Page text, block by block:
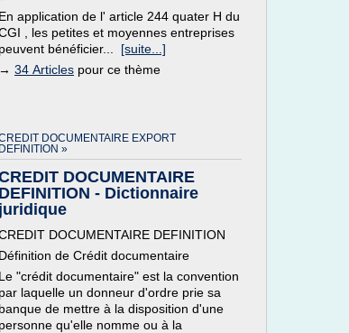
En application de l' article 244 quater H du
, les petites et moyennes entreprises
peuvent bénéficier... [suite...]
→ 34 Articles pour ce thème
DOCUMENTAIRE EXPORT
DEFINITION »
DOCUMENTAIRE
DEFINITION - Dictionnaire
juridique
DOCUMENTAIRE DEFINITION
Définition de Crédit documentaire
Le "crédit documentaire" est la convention
par laquelle un donneur d'ordre prie sa
banque de mettre à la disposition d'une
personne qu'elle nomme ou à la